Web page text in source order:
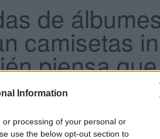
Information
processing of your personal or
use the below opt-out section to
de
camisetas
piensa
una